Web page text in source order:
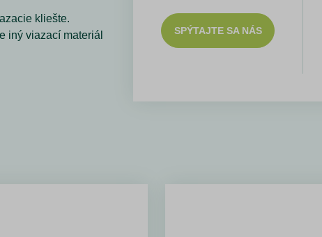
kliešte.
iný viazací materiál
SPÝTAJTE SA NÁS